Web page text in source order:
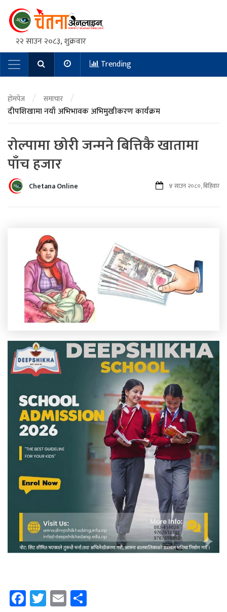
२२ साउन २०८३, शुक्रवार
Main NavigationTrending
होमपेज / समाचार /
दीपशिखामा नयाँ अभिभावक अभिमुखीकरण कार्यक्रम
रोल्पामा छोरी जन्मने बित्तिकै खातामा
पाँच हजार
Chetana Online ४ साउन २०८०, बिहिवार
Facebook
Twitter
Email